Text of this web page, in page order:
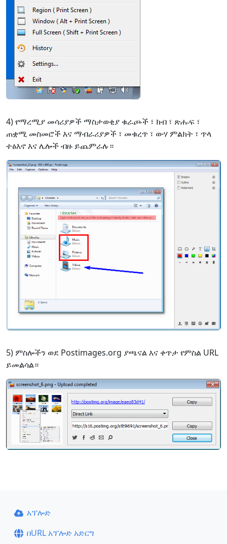
4) የማረሚያ መሳሪያዎች ማስታወቂያ ቁራጮች ፣ ክብ ፣ ጽሑፍ ፣
ጠቋሚ መስመሮች እና ማብራሪያዎች ፣ መቁረጥ ፣ ውሃ ምልክት ፣ ጥላ
ተፅእኖ እና ሌሎች ብዙ ይጨምራሉ።
5) ምስሎችን ወደ Postimages.org ያጫናል እና ቀጥታ የምስል URL
ይመልሳል።
አፕሎድ
በURL አፕሎድ አድርግ